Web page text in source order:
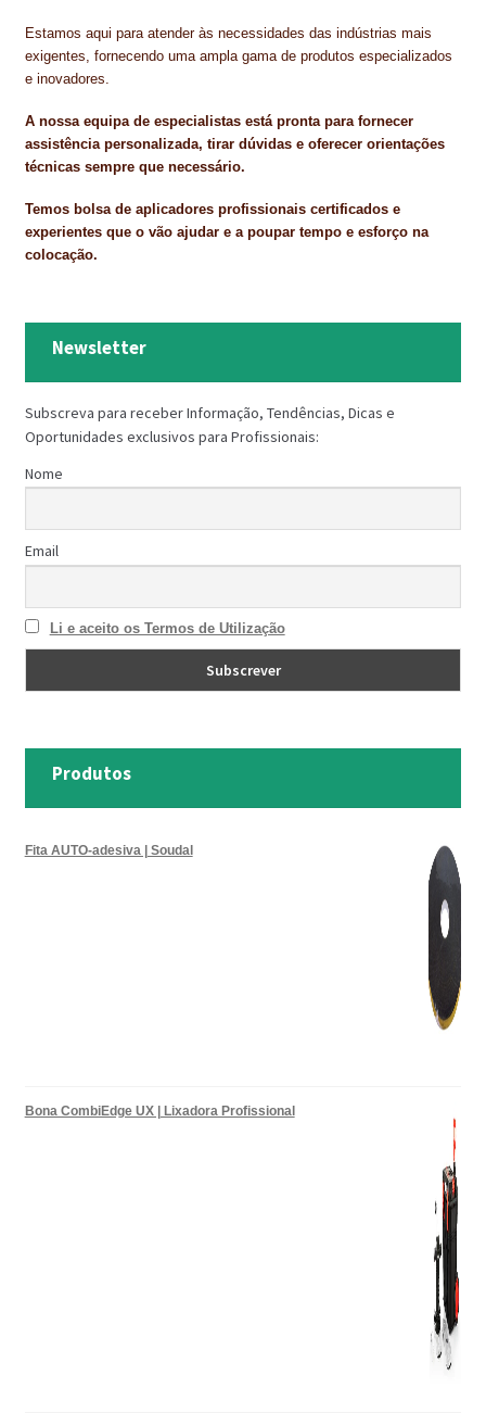
Estamos aqui para atender às necessidades das indústrias mais
exigentes, fornecendo uma ampla gama de produtos especializados
e inovadores.
A nossa equipa de especialistas está pronta para fornecer
assistência personalizada, tirar dúvidas e oferecer orientações
técnicas sempre que necessário.
Temos bolsa de aplicadores profissionais certificados e
experientes que o vão ajudar e a poupar tempo e esforço na
colocação.
Newsletter
Subscreva para receber Informação, Tendências, Dicas e
Oportunidades exclusivos para Profissionais:
Nome
Email
Li e aceito os Termos de Utilização
Produtos
Fita AUTO-adesiva | Soudal
Bona CombiEdge UX | Lixadora Profissional